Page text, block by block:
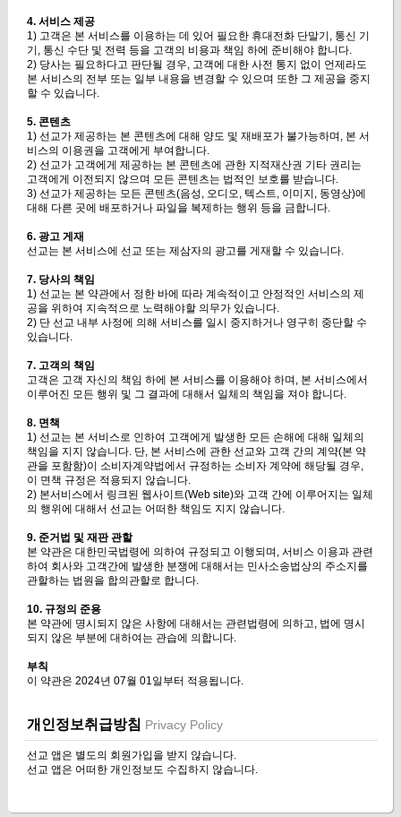
4. 서비스 제공
1) 고객은 본 서비스를 이용하는 데 있어 필요한 휴대전화 단말기, 통신 기
기, 통신 수단 및 전력 등을 고객의 비용과 책임 하에 준비해야 합니다.
2) 당사는 필요하다고 판단될 경우, 고객에 대한 사전 통지 없이 언제라도
본 서비스의 전부 또는 일부 내용을 변경할 수 있으며 또한 그 제공을 중지
할 수 있습니다.
5. 콘텐츠
1) 선교가 제공하는 본 콘텐츠에 대해 양도 및 재배포가 불가능하며, 본 서
비스의 이용권을 고객에게 부여합니다.
2) 선교가 고객에게 제공하는 본 콘텐츠에 관한 지적재산권 기타 권리는
고객에게 이전되지 않으며 모든 콘텐츠는 법적인 보호를 받습니다.
3) 선교가 제공하는 모든 콘텐츠(음성, 오디오, 텍스트, 이미지, 동영상)에
대해 다른 곳에 배포하거나 파일을 복제하는 행위 등을 금합니다.
6. 광고 게재
선교는 본 서비스에 선교 또는 제삼자의 광고를 게재할 수 있습니다.
7. 당사의 책임
1) 선교는 본 약관에서 정한 바에 따라 계속적이고 안정적인 서비스의 제
공을 위하여 지속적으로 노력해야할 의무가 있습니다.
2) 단 선교 내부 사정에 의해 서비스를 일시 중지하거나 영구히 중단할 수
있습니다.
7. 고객의 책임
고객은 고객 자신의 책임 하에 본 서비스를 이용해야 하며, 본 서비스에서
이루어진 모든 행위 및 그 결과에 대해서 일체의 책임을 져야 합니다.
8. 면책
1) 선교는 본 서비스로 인하여 고객에게 발생한 모든 손해에 대해 일체의
책임을 지지 않습니다. 단, 본 서비스에 관한 선교와 고객 간의 계약(본 약
관을 포함함)이 소비자계약법에서 규정하는 소비자 계약에 해당될 경우,
이 면책 규정은 적용되지 않습니다.
2) 본서비스에서 링크된 웹사이트(Web site)와 고객 간에 이루어지는 일체
의 행위에 대해서 선교는 어떠한 책임도 지지 않습니다.
9. 준거법 및 재판 관할
본 약관은 대한민국법령에 의하여 규정되고 이행되며, 서비스 이용과 관련
하여 회사와 고객간에 발생한 분쟁에 대해서는 민사소송법상의 주소지를
관할하는 법원을 합의관할로 합니다.
10. 규정의 준용
본 약관에 명시되지 않은 사항에 대해서는 관련법령에 의하고, 법에 명시
되지 않은 부분에 대하여는 관습에 의합니다.
부칙
이 약관은 2024년 07월 01일부터 적용됩니다.
개인정보취급방침 Privacy Policy
선교 앱은 별도의 회원가입을 받지 않습니다.
선교 앱은 어떠한 개인정보도 수집하지 않습니다.